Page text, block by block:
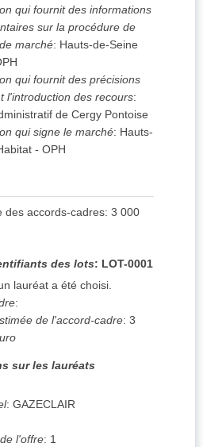
qui fournit des informations
sur la procédure de
marché: Hauts-de-Seine
qui fournit des précisions
l'introduction des recours:
de Cergy Pontoise
qui signe le marché: Hauts-
- OPH
des accords-cadres: 3 000
des lots: LOT-0001
lauréat a été choisi.
:
de l'accord-cadre: 3
sur les lauréats
: GAZECLAIR
l'offre: 1